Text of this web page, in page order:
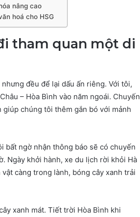
nâng cao
hoá cho HSG
tham quan một di
đều để lại dấu ấn riêng. Với tôi,
– Hòa Bình vào năm ngoái. Chuyến
chúng tôi thêm gắn bó với mảnh
bất ngờ nhận thông báo sẽ có chuyến
Ngày khởi hành, xe du lịch rời khỏi Hà
càng trong lành, bóng cây xanh trải
xanh mát. Tiết trời Hòa Bình khi